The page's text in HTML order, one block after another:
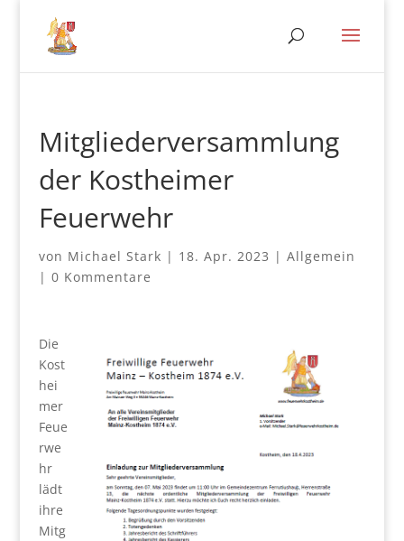
Mitgliederversammlung
der Kostheimer
Feuerwehr
von Michael Stark | 18. Apr. 2023 | Allgemein
| 0 Kommentare
Die
Kost
hei
mer
Feue
rwe
hr
lädt
ihre
Mitg